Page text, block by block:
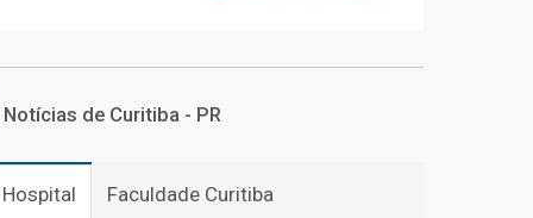
Notícias de Curitiba - PR
Hospital Faculdade Curitiba